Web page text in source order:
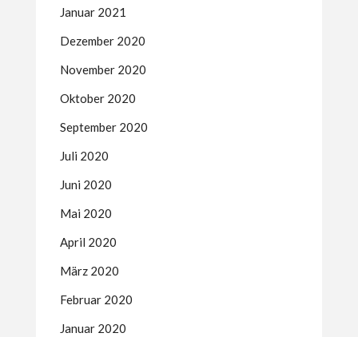
Januar 2021
Dezember 2020
November 2020
Oktober 2020
September 2020
Juli 2020
Juni 2020
Mai 2020
April 2020
März 2020
Februar 2020
Januar 2020